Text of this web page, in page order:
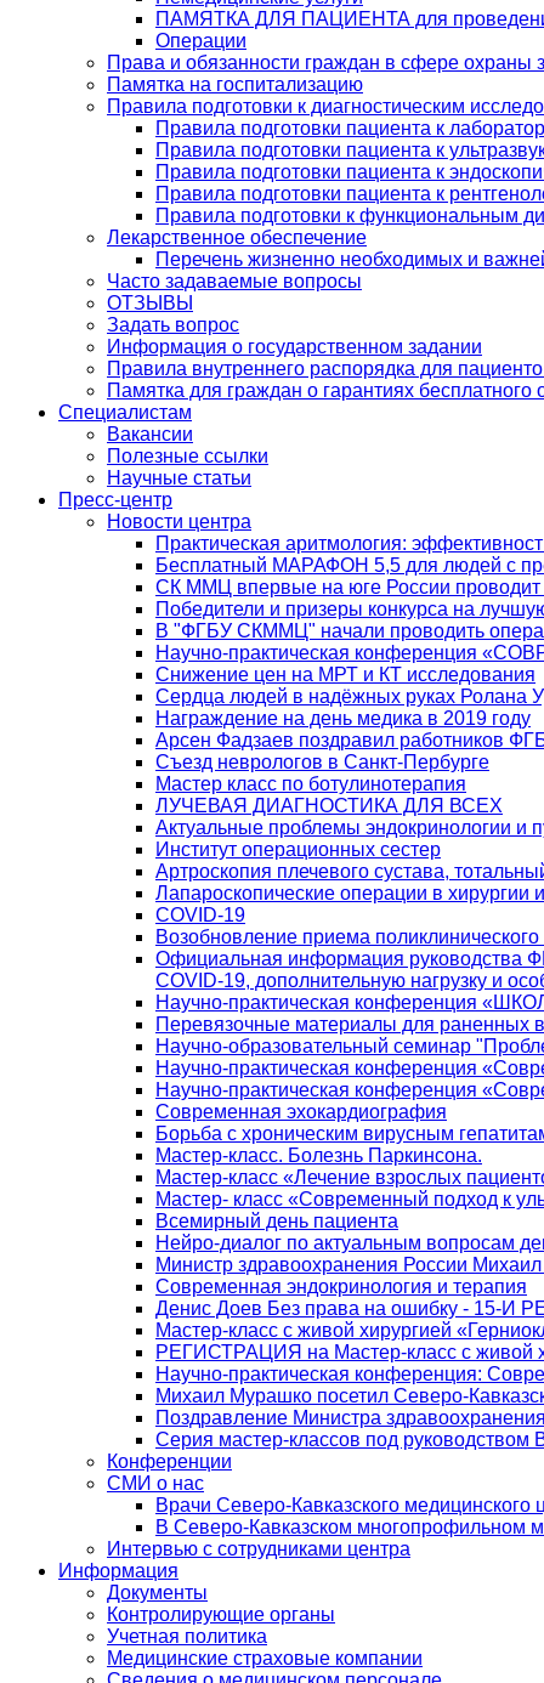
ПАМЯТКА ДЛЯ ПАЦИЕНТА для
Операции
Права и обязанности граждан в сфере охраны
Памятка на госпитализацию
Правила подготовки к диагностическим
Правила подготовки пациента к
Правила подготовки пациента к
Правила подготовки пациента к
Правила подготовки пациента к
Правила подготовки к функциональным
Лекарственное обеспечение
Перечень жизненно необходимых и
Часто задаваемые вопросы
ОТЗЫВЫ
Задать вопрос
Информация о государственном задании
Правила внутреннего распорядка для
Памятка для граждан о гарантиях
Специалистам
Вакансии
Полезные ссылки
Научные статьи
Пресс-центр
Новости центра
Практическая аритмология:
Бесплатный МАРАФОН 5,5 для людей с
СК ММЦ впервые на юге России проводит
Победители и призеры конкурса на
В "ФГБУ СКММЦ" начали проводить
Научно-практическая конференция
Снижение цен на МРТ и КТ исследования
Сердца людей в надёжных руках Ролана
Награждение на день медика в 2019 году
Арсен Фадзаев поздравил работников
Съезд неврологов в Санкт-Пербурге
Мастер класс по ботулинотерапия
ЛУЧЕВАЯ ДИАГНОСТИКА ДЛЯ ВСЕХ
Актуальные проблемы эндокринологии и
Институт операционных сестер
Артроскопия плечевого сустава,
Лапароскопические операции в хирургии
COVID-19
Возобновление приема поликлинического
Официальная информация руководства
COVID-19, дополнительную нагрузку и
Научно-практическая
Перевязочные материалы для раненных
Научно-образовательный семинар
Научно-практическая конференция
Научно-практическая конференция
Современная эхокардиография
Борьба с хроническим вирусным
Мастер-класс. Болезнь Паркинсона.
Мастер-класс «Лечение взрослых
Мастер- класс «Современный подход к
Всемирный день пациента
Нейро-диалог по актуальным вопросам
Министр здравоохранения России
Современная эндокринология и терапия
Денис Доев Без права на ошибку - 15-И
Мастер-класс с живой хирургией
РЕГИСТРАЦИЯ на Мастер-класс с живой
Научно-практическая конференция:
Михаил Мурашко посетил Северо-
Поздравление Министра
Cерия мастер-классов под руководством
Конференции
СМИ о нас
Врачи Северо-Кавказского
В Северо-Кавказском многопрофильном
Интервью с сотрудниками центра
Информация
Документы
Контролирующие органы
Учетная политика
Медицинские страховые компании